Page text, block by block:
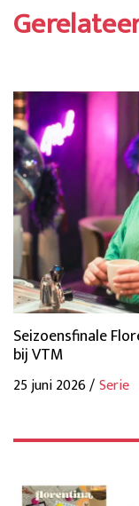
Seizoensfinale
bij VTM
25 juni 2026 /Serie